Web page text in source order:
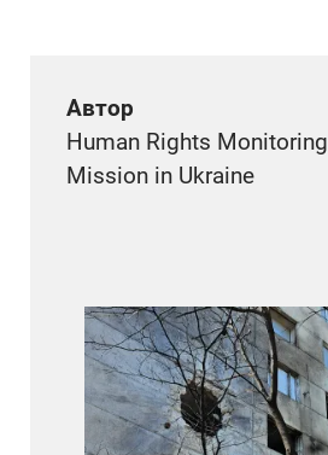
Автор
Human Rights Monitoring
Mission in Ukraine